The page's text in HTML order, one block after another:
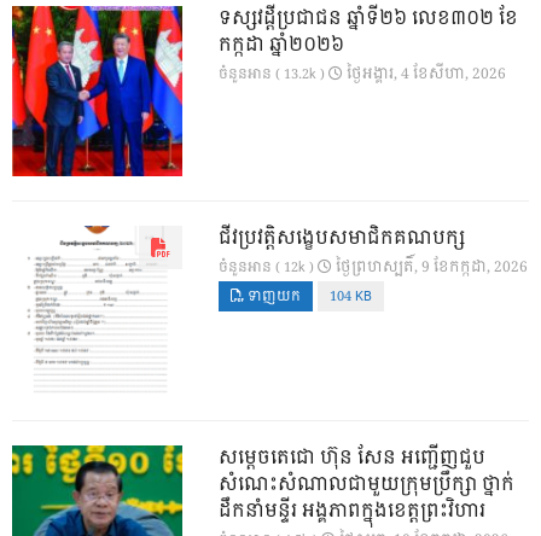
ទស្សវដ្តីប្រជាជន ឆ្នាំទី២៦ លេខ៣០២ ខែ
កក្កដា ឆ្នាំ២០២៦
ចំនួនអាន ( 13.2k ) ថ្ងៃ​អង្គារ, 4 ខែ​សីហា, 2026
ជីវប្រវត្តិសង្ខេបសមាជិកគណបក្ស
ចំនួនអាន ( 12k ) ថ្ងៃ​ព្រហស្បតិ៍, 9 ខែ​កក្កដា, 2026
ទាញយក 104 KB
សម្តេចតេជោ ហ៊ុន សែន អញ្ជើញជួប
សំណេះសំណាលជាមួយក្រុមប្រឹក្សា ថ្នាក់
ដឹកនាំមន្ទីរ អង្គភាពក្នុងខេត្តព្រះវិហារ